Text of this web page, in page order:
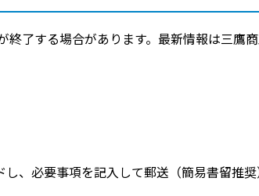
了する場合があります。最新情報は三鷹
、必要事項を記入して郵送（簡易書留推